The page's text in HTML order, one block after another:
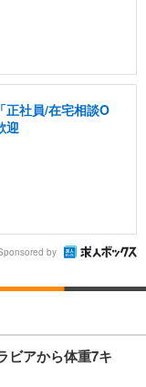
正社員/在宅相談O
迎
by
ビアから体重7キ